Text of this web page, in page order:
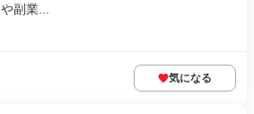
副業...
気になる